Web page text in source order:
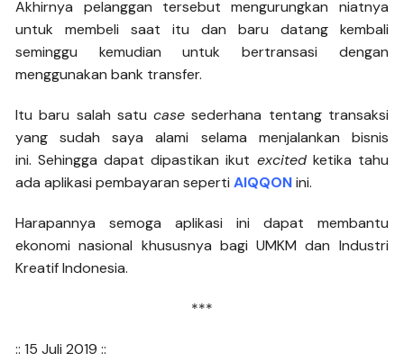
Akhirnya pelanggan tersebut mengurungkan niatnya
untuk membeli saat itu dan baru datang kembali
seminggu kemudian untuk bertransasi dengan
menggunakan bank transfer.
Itu baru salah satucase sederhana tentang transaksi
yang sudah saya alami selama menjalankan bisnis
ini. Sehingga dapat dipastikan ikut excitedketika tahu
ada aplikasi pembayaran sepertiAIQQONini.
Harapannya semoga aplikasi ini dapat membantu
ekonomi nasional khususnya bagi UMKM dan Industri
Kreatif Indonesia.
***
:: 15 Juli 2019 ::